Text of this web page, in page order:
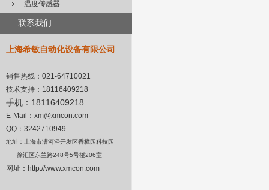
温度传感器
联系我们
上海希敏自动化设备有限公司
销售热线： 021-64710021
技术支持： 18116409218
手机： 18116409218
E-Mail ： xm@xmcon.com
QQ：3242710949
地址：上海市漕河泾开发区香樟园科技园
徐汇区东兰路248号5号楼206室
网址： http://www.xmcon.com